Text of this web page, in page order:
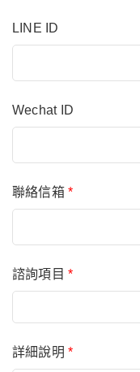
LINE ID
Wechat ID
聯絡信箱*
諮詢項目*
詳細說明*